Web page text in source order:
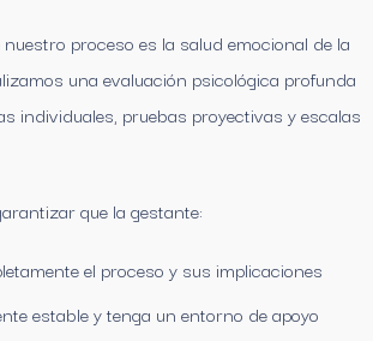
proceso es la salud emocional de la
una evaluación psicológica profunda
individuales, pruebas proyectivas y escalas
que la gestante:
el proceso y sus implicaciones
estable y tenga un entorno de apoyo